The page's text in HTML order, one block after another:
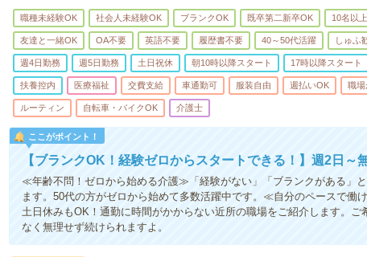
職種未経験OK 社会人未経験OK ブランクOK 既卒第二新卒OK 10名以
友達と一緒OK OA不要 英語不要 履歴書不要 40～50代活躍 しゅふ
週4日勤務 週5日勤務 土日祝休 朝10時以降スタート 17時以降スタート
扶養控内 医療福祉 交費支給 車通勤可 服装自由 週払いOK 職場
ルーティン 自転車・バイクOK 介護士
ここがポイント！
【ブランクOK！経験ゼロからスタートできる！】週2日～
≪年齢不問！ゼロから始める介護≫「経験がない」「ブランクがある」
ます。50代の方がゼロから始めて多数活躍中です。≪自分のペースで働
土日休みもOK！通勤に時間がかからない近所の職場をご紹介します。
なく無理せず続けられますよ。